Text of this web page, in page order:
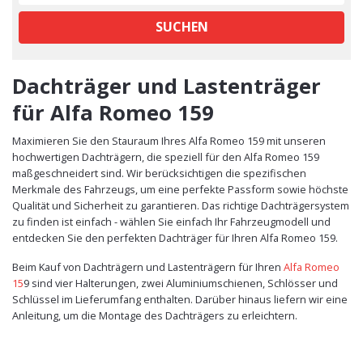
SUCHEN
Dachträger und Lastenträger
für Alfa Romeo 159
Maximieren Sie den Stauraum Ihres Alfa Romeo 159 mit unseren
hochwertigen Dachträgern, die speziell für den Alfa Romeo 159
maßgeschneidert sind. Wir berücksichtigen die spezifischen
Merkmale des Fahrzeugs, um eine perfekte Passform sowie höchste
Qualität und Sicherheit zu garantieren. Das richtige Dachträgersystem
zu finden ist einfach - wählen Sie einfach Ihr Fahrzeugmodell und
entdecken Sie den perfekten Dachträger für Ihren Alfa Romeo 159.
Beim Kauf von Dachträgern und Lastenträgern für Ihren Alfa Romeo
159 sind vier Halterungen, zwei Aluminiumschienen, Schlösser und
Schlüssel im Lieferumfang enthalten. Darüber hinaus liefern wir eine
Anleitung, um die Montage des Dachträgers zu erleichtern.